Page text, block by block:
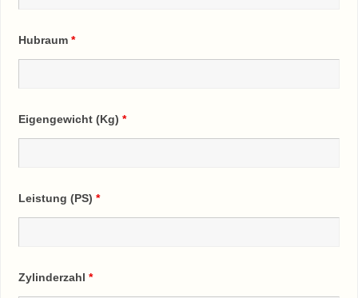
Hubraum *
Eigengewicht (Kg) *
Leistung (PS) *
Zylinderzahl *